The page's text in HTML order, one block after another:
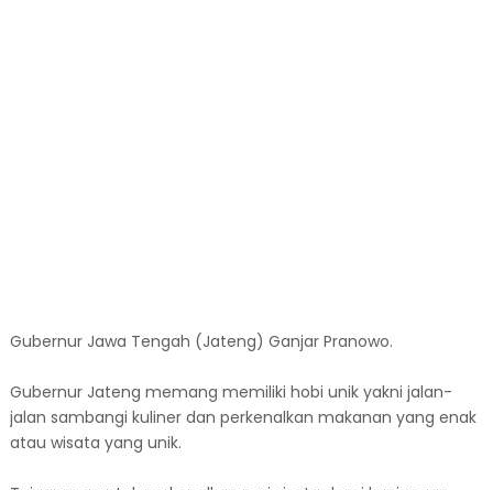
Gubernur Jawa Tengah (Jateng) Ganjar Pranowo.
Gubernur Jateng memang memiliki hobi unik yakni jalan-
jalan sambangi kuliner dan perkenalkan makanan yang enak
atau wisata yang unik.